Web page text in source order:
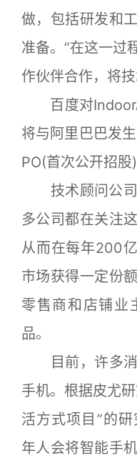
做，包括研发和
准备。”在这一过
作伙伴合作，将技
百度对
将与阿里巴巴发
PO(首次公开招股
技术顾问公司
多公司都在关注
从而在每年200
市场获得一定份
零售商和店铺业
品。
目前，许多消
手机。根据皮尤
活方式项目”的
年人会将智能手